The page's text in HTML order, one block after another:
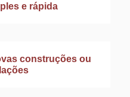
e rápida
construções ou